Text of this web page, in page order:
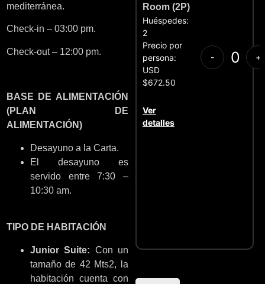
mediterránea.
Check-in – 03:00 pm.
Check-out – 12:00 pm.
BASE DE ALIMENTACIÓN
(PLAN DE
ALIMENTACIÓN)
Desayuno a la Carta.
El desayuno es
servido entre 7:30 –
10:30 am.
TIPO DE HABITACIÓN
Junior Suite: Con un
tamaño de 42 Mts2, la
habitación cuenta con
Room (2P)
Huéspedes:
2
Precio por
persona:
USD
$672.50
Ver
detalles
- +